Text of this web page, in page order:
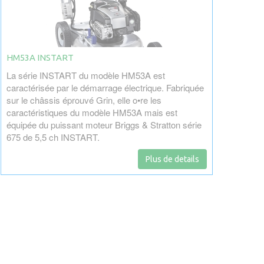
HM53A INSTART
La série INSTART du modèle HM53A est
caractérisée par le démarrage électrique. Fabriquée
sur le châssis éprouvé Grin, elle o•re les
caractéristiques du modèle HM53A mais est
équipée du puissant moteur Briggs & Stratton série
675 de 5,5 ch INSTART.
Plus de details